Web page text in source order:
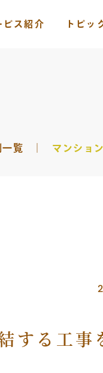
ビス紹介 トピッ
一覧 マンショ
する工事